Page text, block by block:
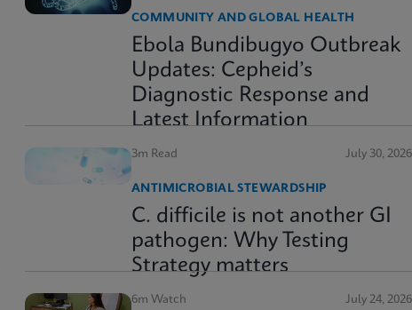
COMMUNITY AND GLOBAL HEALTH
Ebola Bundibugyo Outbreak
Updates: Cepheid’s
Diagnostic Response and
Latest Information
3m Read July 30, 2026
ANTIMICROBIAL STEWARDSHIP
C. difficile is not another GI
pathogen: Why Testing
Strategy matters
6m Watch July 24, 2026